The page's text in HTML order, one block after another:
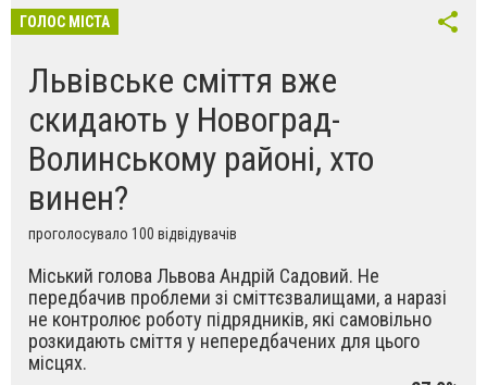
ГОЛОС МІСТА
Львівське сміття вже
скидають у Новоград-
Волинському районі, хто
винен?
проголосувало 100 відвідувачів
Міський голова Львова Андрій Садовий. Не
передбачив проблеми зі сміттєзвалищами, а наразі
не контролює роботу підрядників, які самовільно
розкидають сміття у непередбачених для цього
місцях.